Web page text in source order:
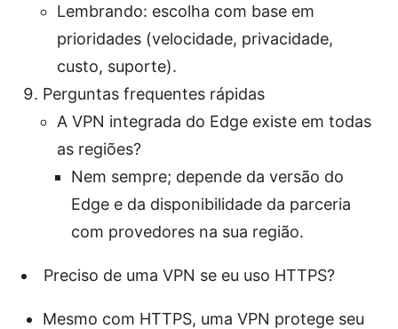
Lembrando: escolha com base em
prioridades (velocidade, privacidade,
custo, suporte).
Perguntas frequentes rápidas
A VPN integrada do Edge existe em todas
as regiões?
Nem sempre; depende da versão do
Edge e da disponibilidade da parceria
com provedores na sua região.
Preciso de uma VPN se eu uso HTTPS?
Mesmo com HTTPS, uma VPN protege seu